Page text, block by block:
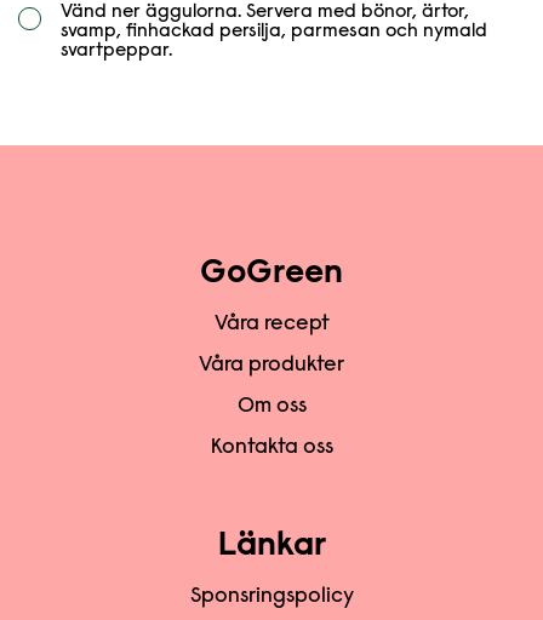
Vänd ner äggulorna. Servera med bönor, ärtor,
svamp, finhackad persilja, parmesan och nymald
svartpeppar.
GoGreen
Våra recept
Våra produkter
Om oss
Kontakta oss
Länkar
Sponsringspolicy